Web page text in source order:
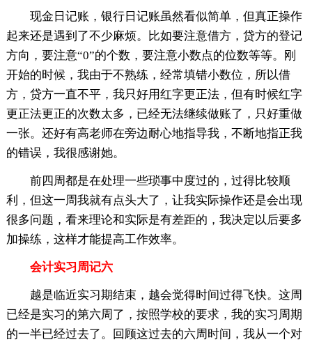
现金日记账，银行日记账虽然看似简单，但真正操作
起来还是遇到了不少麻烦。比如要注意借方，贷方的登记
方向，要注意“0”的个数，要注意小数点的位数等等。刚
开始的时候，我由于不熟练，经常填错小数位，所以借
方，贷方一直不平，我只好用红字更正法，但有时候红字
更正法更正的次数太多，已经无法继续做账了，只好重做
一张。还好有高老师在旁边耐心地指导我，不断地指正我
的错误，我很感谢她。
前四周都是在处理一些琐事中度过的，过得比较顺
利，但这一周我就有点头大了，让我实际操作还是会出现
很多问题，看来理论和实际是有差距的，我决定以后要多
加操练，这样才能提高工作效率。
会计实习周记六
越是临近实习期结束，越会觉得时间过得飞快。这周
已经是实习的第六周了，按照学校的要求，我的实习周期
的一半已经过去了。回顾这过去的六周时间，我从一个对